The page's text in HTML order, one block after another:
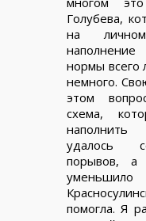
Голубева,
на
нормы всего
немного.
этом
схема,
удалось
порывов,
помогла. Я